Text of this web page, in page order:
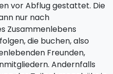
die Insel umrunden,
entdecken und am
teilnehmen oder
und ihre Geschäfte
vor Abflug gestattet. Die
nur nach
Zusammenlebens
die buchen, also
Freunden,
Andernfalls